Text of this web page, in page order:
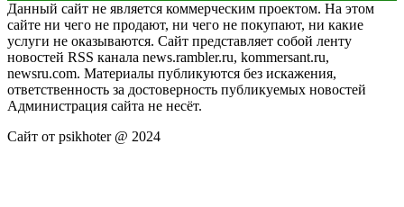
Данный сайт не является коммерческим проектом. На этом
сайте ни чего не продают, ни чего не покупают, ни какие
услуги не оказываются. Сайт представляет собой ленту
новостей RSS канала news.rambler.ru, kommersant.ru,
newsru.com. Материалы публикуются без искажения,
ответственность за достоверность публикуемых новостей
Администрация сайта не несёт.
Сайт от psikhoter @ 2024